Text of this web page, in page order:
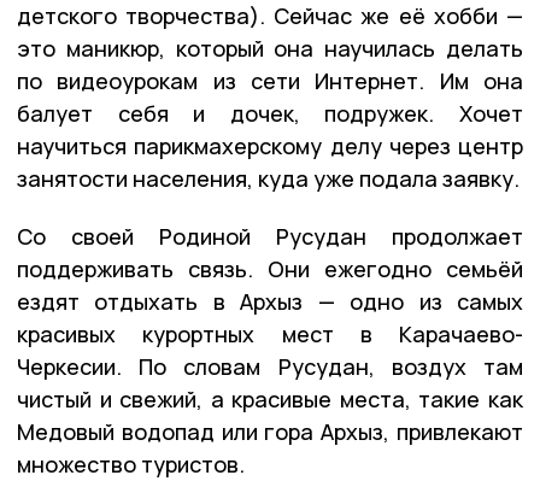
детского творчества). Сейчас же её хобби —
это маникюр, который она научилась делать
по видеоурокам из сети Интернет. Им она
балует себя и дочек, подружек. Хочет
научиться парикмахерскому делу через центр
занятости населения, куда уже подала заявку.
Со своей Родиной Русудан продолжает
поддерживать связь. Они ежегодно семьёй
ездят отдыхать в Архыз — одно из самых
красивых курортных мест в Карачаево-
Черкесии. По словам Русудан, воздух там
чистый и свежий, а красивые места, такие как
Медовый водопад или гора Архыз, привлекают
множество туристов.